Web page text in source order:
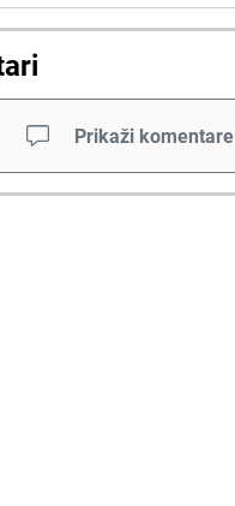
Prikaži komentare